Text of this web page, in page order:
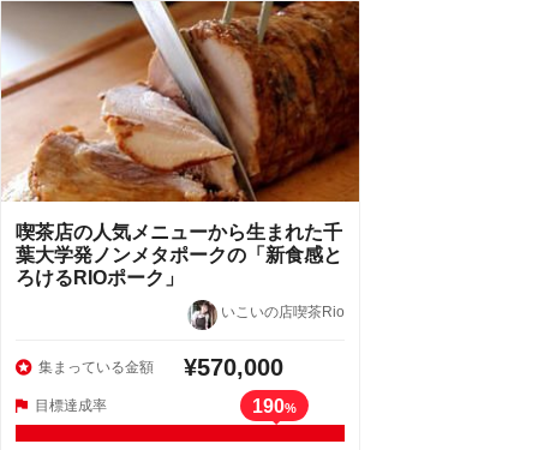
喫茶店の人気メニューから生まれた千
葉大学発ノンメタポークの「新食感と
ろけるRIOポーク」
いこいの店喫茶Rio
集まっている金額 ¥570,000
目標達成率 190%